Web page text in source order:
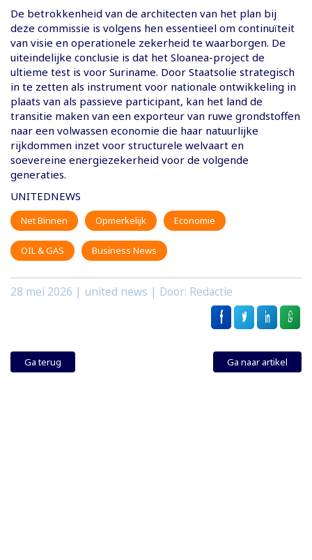
De betrokkenheid van de architecten van het plan bij
deze commissie is volgens hen essentieel om continuïteit
van visie en operationele zekerheid te waarborgen. De
uiteindelijke conclusie is dat het Sloanea-project de
ultieme test is voor Suriname. Door Staatsolie strategisch
in te zetten als instrument voor nationale ontwikkeling in
plaats van als passieve participant, kan het land de
transitie maken van een exporteur van ruwe grondstoffen
naar een volwassen economie die haar natuurlijke
rijkdommen inzet voor structurele welvaart en
soevereine energiezekerheid voor de volgende
generaties.
UNITEDNEWS
Net Binnen Opmerkelijk Economie
OIL & GAS Business News
28 mei 2026 | united news | Door: Redactie
Ga terug Ga naar artikel